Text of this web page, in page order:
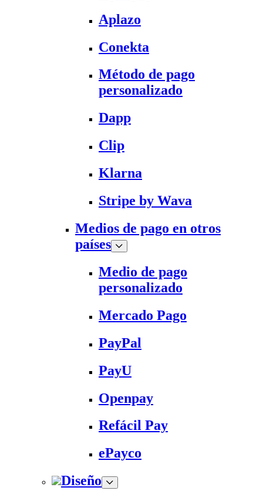
Aplazo
Conekta
Método de pago
personalizado
Dapp
Clip
Klarna
Stripe by Wava
Medios de pago en otros
países
Medio de pago
personalizado
Mercado Pago
PayPal
PayU
Openpay
Refácil Pay
ePayco
Diseño